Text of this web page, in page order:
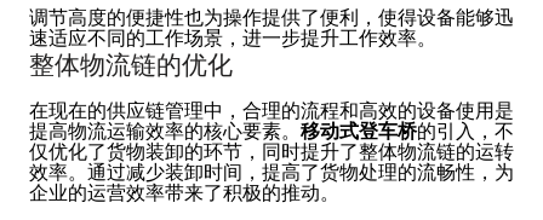
调节高度的便捷性也为操作提供了便利，使得设备能够迅
速适应不同的工作场景，进一步提升工作效率。
整体物流链的优化
在现在的供应链管理中，合理的流程和高效的设备使用是
提高物流运输效率的核心要素。 移动式登车桥的引入，不
仅优化了货物装卸的环节，同时提升了整体物流链的运转
效率。通过减少装卸时间，提高了货物处理的流畅性，为
企业的运营效率带来了积极的推动。